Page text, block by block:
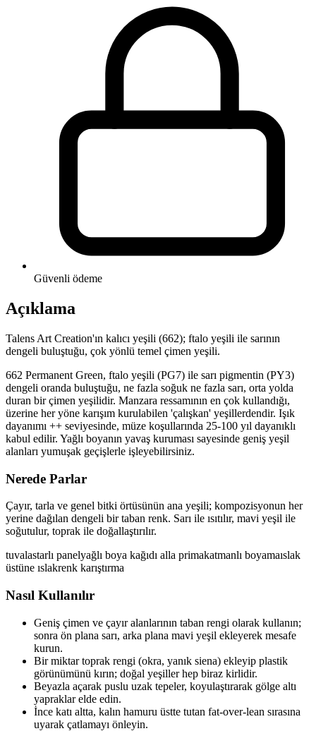
Güvenli ödeme
Açıklama
Talens Art Creation'ın kalıcı yeşili (662); ftalo yeşili ile sarının
dengeli buluştuğu, çok yönlü temel çimen yeşili.
662 Permanent Green, ftalo yeşili (PG7) ile sarı pigmentin (PY3)
dengeli oranda buluştuğu, ne fazla soğuk ne fazla sarı, orta yolda
duran bir çimen yeşilidir. Manzara ressamının en çok kullandığı,
üzerine her yöne karışım kurulabilen 'çalışkan' yeşillerdendir. Işık
dayanımı ++ seviyesinde, müze koşullarında 25-100 yıl dayanıklı
kabul edilir. Yağlı boyanın yavaş kuruması sayesinde geniş yeşil
alanları yumuşak geçişlerle işleyebilirsiniz.
Nerede Parlar
Çayır, tarla ve genel bitki örtüsünün ana yeşili; kompozisyonun her
yerine dağılan dengeli bir taban renk. Sarı ile ısıtılır, mavi yeşil ile
soğutulur, toprak ile doğallaştırılır.
tuvalastarlı panelyağlı boya kağıdı alla primakatmanlı boyamaıslak
üstüne ıslakrenk karıştırma
Nasıl Kullanılır
Geniş çimen ve çayır alanlarının taban rengi olarak kullanın;
sonra ön plana sarı, arka plana mavi yeşil ekleyerek mesafe
kurun.
Bir miktar toprak rengi (okra, yanık siena) ekleyip plastik
görünümünü kırın; doğal yeşiller hep biraz kirlidir.
Beyazla açarak puslu uzak tepeler, koyulaştırarak gölge altı
yapraklar elde edin.
İnce katı altta, kalın hamuru üstte tutan fat-over-lean sırasına
uyarak çatlamayı önleyin.